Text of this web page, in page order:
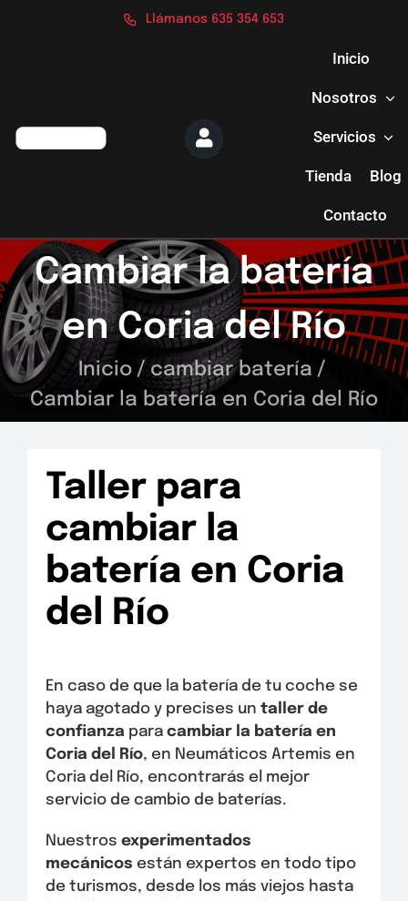
Llámanos 635 354 653
Inicio
Nosotros
Servicios
Tienda Blog
Contacto
Cambiar la batería
en Coria del Río
Inicio / cambiar batería /
Cambiar la batería en Coria del Río
Taller para
cambiar la
batería en Coria
del Río
En caso de que la batería de tu coche se
haya agotado y precises un taller de
confianza para cambiar la batería en
Coria del Río, en Neumáticos Artemis en
Coria del Río, encontrarás el mejor
servicio de cambio de baterías.
Nuestros experimentados
mecánicos están expertos en todo tipo
de turismos, desde los más viejos hasta